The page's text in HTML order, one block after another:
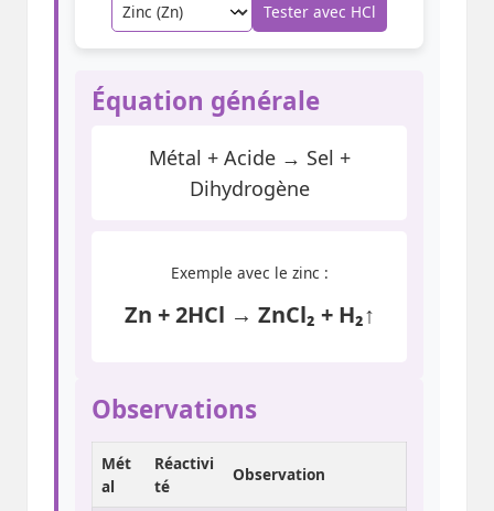
Tester avec HCl
Équation générale
Métal + Acide → Sel +
Dihydrogène
Exemple avec le zinc :
Zn + 2HCl → ZnCl₂ + H₂↑
Observations
Mét
al
Réactivi
té
Observation